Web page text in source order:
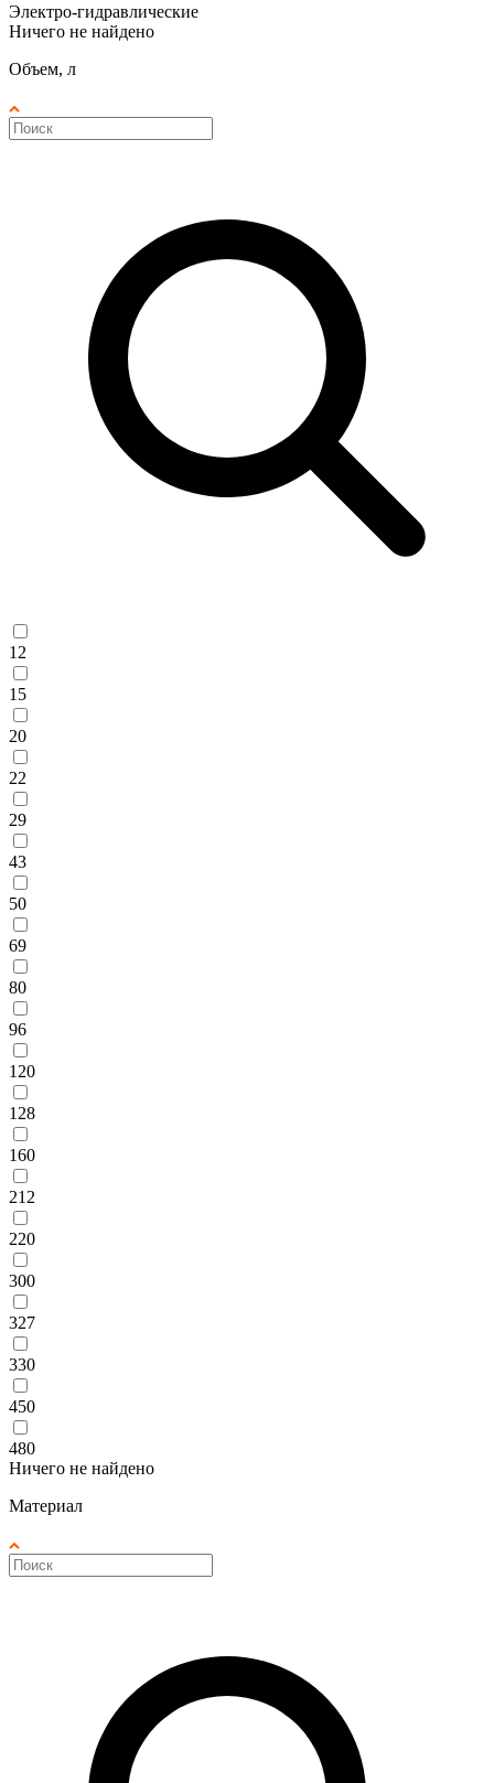
Электро-гидравлические
Ничего не найдено
Объем, л
12
15
20
22
29
43
50
69
80
96
120
128
160
212
220
300
327
330
450
480
Ничего не найдено
Материал